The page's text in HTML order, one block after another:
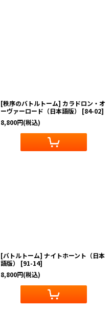
[秩序のバトルトーム] カラドロン・オ
ーヴァーロード（日本語版）
[84-02]
8,800円(税込)
[バトルトーム] ナイトホーント（日本
語版）
[91-14]
8,800円(税込)